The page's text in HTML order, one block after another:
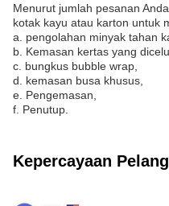
Menurut jumlah pesanan
kotak kayu atau karton untuk
a. pengolahan minyak tahan
b. Kemasan kertas yang
c. bungkus bubble wrap,
d. kemasan busa khusus,
e. Pengemasan,
f. Penutup.
Kepercayaan